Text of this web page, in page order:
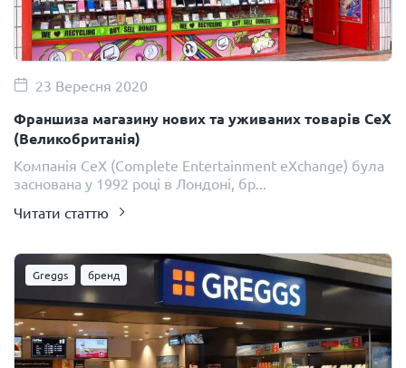
23 Вересня 2020
Франшиза магазину нових та уживаних товарів CeX
(Великобританія)
Компанія CeX (Complete Entertainment eXchange) була
заснована у 1992 році в Лондоні, бр...
Читати статтю
Greggs бренд